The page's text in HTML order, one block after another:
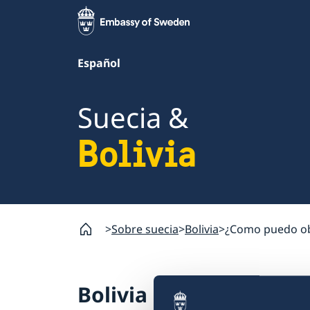
Español
Suecia &
Bolivia
Sobre suecia Bolivia ¿Como puedo
Bolivia